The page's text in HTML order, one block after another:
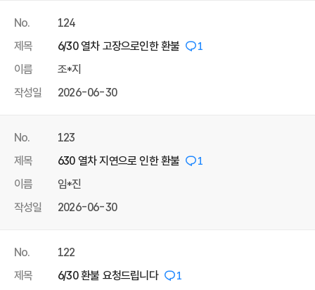
No.
124
제목
6/30 열차 고장으로인한 환불 1
이름
조*지
작성일
2026-06-30
No.
123
제목
630 열차 지연으로 인한 환불 1
이름
임*진
작성일
2026-06-30
No.
122
제목
6/30 환불 요청드립니다 1